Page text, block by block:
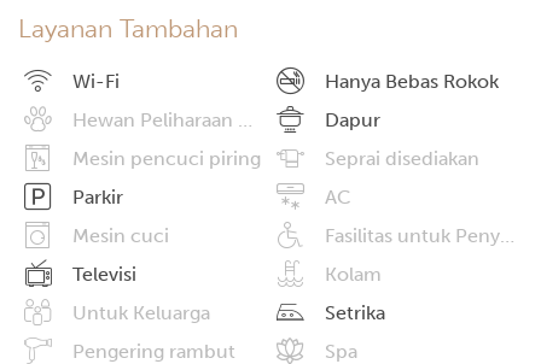
Layanan Tambahan
Wi-Fi
Hanya Bebas Rokok
Hewan Peliharaan Diizinkan
Dapur
Mesin pencuci piring
Seprai disediakan
Parkir
AC
Mesin cuci
Fasilitas untuk Penyandang Disabilitas
Televisi
Kolam
Untuk Keluarga
Setrika
Pengering rambut
Spa